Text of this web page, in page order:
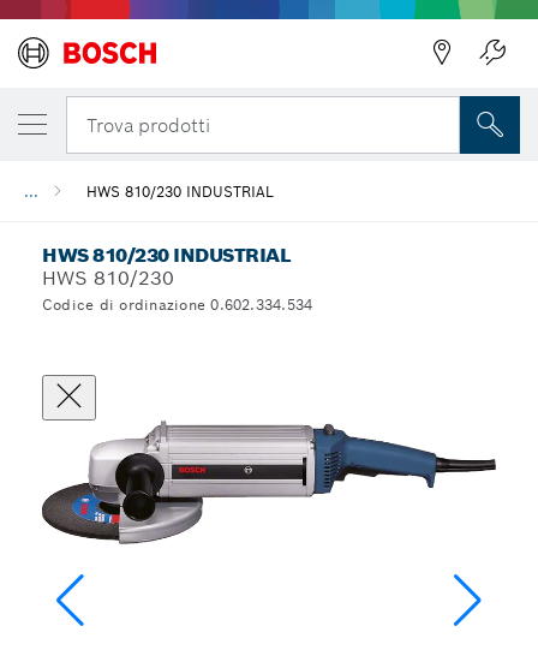
Trova prodotti
... HWS 810/230 INDUSTRIAL
HWS 810/230 INDUSTRIAL
HWS 810/230
Codice di ordinazione 0.602.334.534